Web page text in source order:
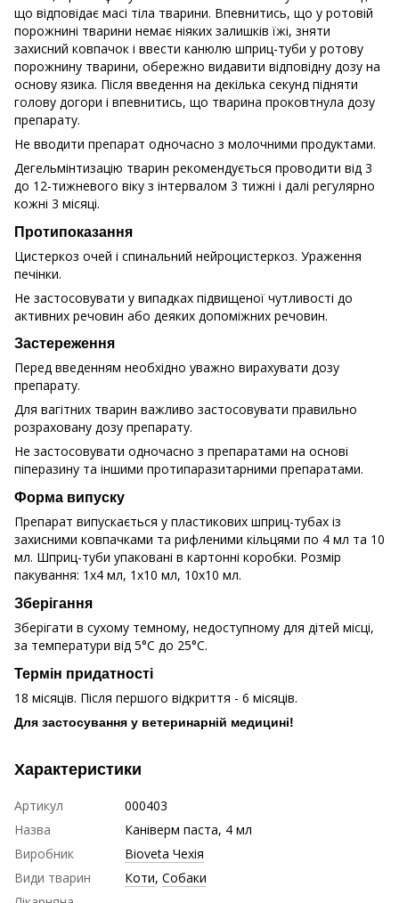
що відповідає масі тіла тварини. Впевнитись, що у ротовій
порожнині тварини немає ніяких залишків їжі, зняти
захисний ковпачок і ввести канюлю шприц-туби у ротову
порожнину тварини, обережно видавити відповідну дозу на
основу язика. Після введення на декілька секунд підняти
голову догори і впевнитись, що тварина проковтнула дозу
препарату.
Не вводити препарат одночасно з молочними продуктами.
Дегельмінтизацію тварин рекомендується проводити від 3
до 12-тижневого віку з інтервалом 3 тижні і далі регулярно
кожні 3 місяці.
Протипоказання
Цистеркоз очей і спинальний нейроцистеркоз. Ураження
печінки.
Не застосовувати у випадках підвищеної чутливості до
активних речовин або деяких допоміжних речовин.
Застереження
Перед введенням необхідно уважно вирахувати дозу
препарату.
Для вагітних тварин важливо застосовувати правильно
розраховану дозу препарату.
Не застосовувати одночасно з препаратами на основі
піперазину та іншими протипаразитарними препаратами.
Форма випуску
Препарат випускається у пластикових шприц-тубах із
захисними ковпачками та рифленими кільцями по 4 мл та 10
мл. Шприц-туби упаковані в картонні коробки. Розмір
пакування: 1х4 мл, 1х10 мл, 10х10 мл.
Зберігання
Зберігати в сухому темному, недоступному для дітей місці,
за температури від 5°C до 25°C.
Термін придатності
18 місяців. Після першого відкриття - 6 місяців.
Для застосування у ветеринарній медицині!
Характеристики
Артикул
000403
Назва
Каніверм паста, 4 мл
Виробник
Bioveta Чехія
Види тварин
Коти, Собаки